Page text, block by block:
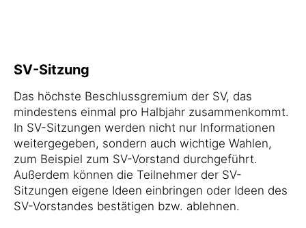
SV-Sitzung
Das höchste Beschlussgremium der SV, das
mindestens einmal pro Halbjahr zusammenkommt.
In SV-Sitzungen werden nicht nur Informationen
weitergegeben, sondern auch wichtige Wahlen,
zum Beispiel zum SV-Vorstand durchgeführt.
Außerdem können die Teilnehmer der SV-
Sitzungen eigene Ideen einbringen oder Ideen des
SV-Vorstandes bestätigen bzw. ablehnen.